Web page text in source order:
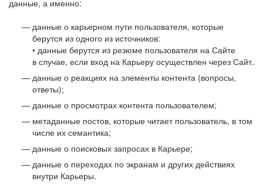
данные, а именно:
данные о карьерном пути пользователя, которые
берутся из одного из источников:
• данные берутся из резюме пользователя на Сайте
в случае, если вход на Карьеру осуществлен через Сайт.
данные о реакциях на элементы контента (вопросы,
ответы);
данные о просмотрах контента пользователем;
метаданные постов, которые читает пользователь, в том
числе их семантика;
данные о поисковых запросах в Карьере;
данные о переходах по экранам и других действиях
внутри Карьеры.